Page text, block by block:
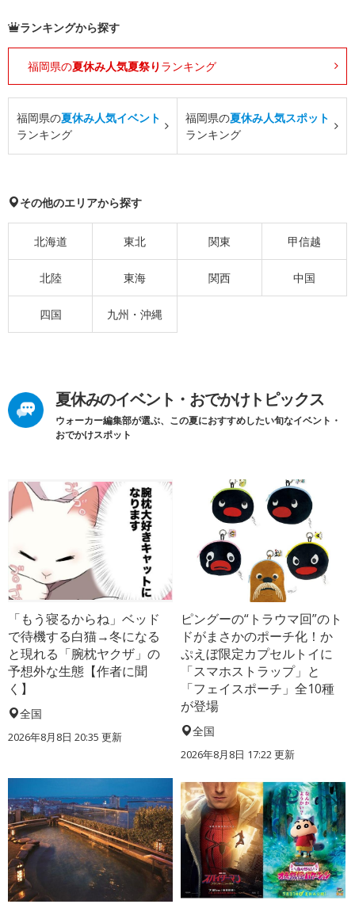
ランキングから探す
福岡県の夏休み人気夏祭り ランキング
福岡県の夏休み人気イベント
ランキング
福岡県の夏休み人気スポット
ランキング
その他のエリアから探す
北海道 東北 関東 甲信越
北陸 東海 関西 中国
四国 九州・沖縄
夏休みのイベント・おでかけトピックス
ウォーカー編集部が選ぶ、この夏におすすめしたい旬なイベント・
おでかけスポット
「もう寝るからね」ベッド
で待機する白猫→冬になる
と現れる「腕枕ヤクザ」の
予想外な生態【作者に聞
く】
全国
2026年8月8日 20:35 更新
ピングーの“トラウマ回”のト
ドがまさかのポーチ化！か
ぷえぼ限定カプセルトイに
「スマホストラップ」と
「フェイスポーチ」全10種
が登場
全国
2026年8月8日 17:22更新